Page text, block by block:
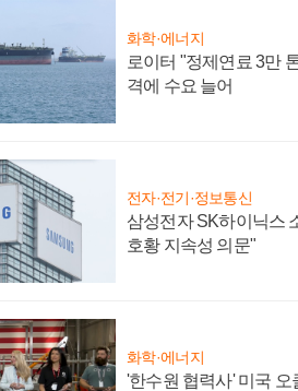
화학·에너지
로이터 "정제연료 3만
격에 수요 늘어
전자·전기·정보통신
삼성전자 SK하이닉스
호황 지속성 의문"
화학·에너지
'한수원 협력사' 미국 오